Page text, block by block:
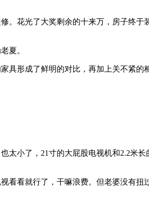
。花光了大奖剩余的十来万，房子终于
夏。
具形成了鲜明的对比，再加上关不紧的
小了，21寸的大屁股电视机和2.2米
看看就行了，干嘛浪费。但老婆没有扭